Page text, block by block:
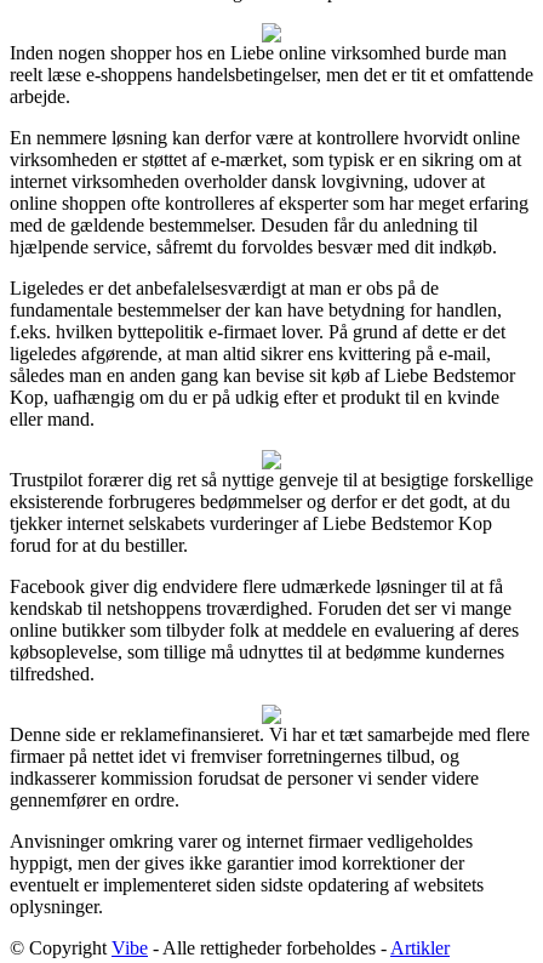
Inden nogen shopper hos en Liebe online virksomhed burde man
reelt læse e-shoppens handelsbetingelser, men det er tit et omfattende
arbejde.
En nemmere løsning kan derfor være at kontrollere hvorvidt online
virksomheden er støttet af e-mærket, som typisk er en sikring om at
internet virksomheden overholder dansk lovgivning, udover at
online shoppen ofte kontrolleres af eksperter som har meget erfaring
med de gældende bestemmelser. Desuden får du anledning til
hjælpende service, såfremt du forvoldes besvær med dit indkøb.
Ligeledes er det anbefalelsesværdigt at man er obs på de
fundamentale bestemmelser der kan have betydning for handlen,
f.eks. hvilken byttepolitik e-firmaet lover. På grund af dette er det
ligeledes afgørende, at man altid sikrer ens kvittering på e-mail,
således man en anden gang kan bevise sit køb af Liebe Bedstemor
Kop, uafhængig om du er på udkig efter et produkt til en kvinde
eller mand.
Trustpilot forærer dig ret så nyttige genveje til at besigtige forskellige
eksisterende forbrugeres bedømmelser og derfor er det godt, at du
tjekker internet selskabets vurderinger af Liebe Bedstemor Kop
forud for at du bestiller.
Facebook giver dig endvidere flere udmærkede løsninger til at få
kendskab til netshoppens troværdighed. Foruden det ser vi mange
online butikker som tilbyder folk at meddele en evaluering af deres
købsoplevelse, som tillige må udnyttes til at bedømme kundernes
tilfredshed.
Denne side er reklamefinansieret. Vi har et tæt samarbejde med flere
firmaer på nettet idet vi fremviser forretningernes tilbud, og
indkasserer kommission forudsat de personer vi sender videre
gennemfører en ordre.
Anvisninger omkring varer og internet firmaer vedligeholdes
hyppigt, men der gives ikke garantier imod korrektioner der
eventuelt er implementeret siden sidste opdatering af websitets
oplysninger.
© Copyright Vibe - Alle rettigheder forbeholdes - Artikler